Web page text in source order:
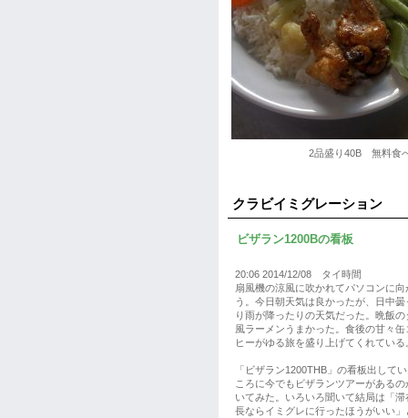
2品盛り40B 無料食
クラビイミグレーション
ビザラン1200Bの看板
20:06 2014/12/08 タイ時間
扇風機の涼風に吹かれてパソコンに向
う。今日朝天気は良かったが、日中曇
り雨が降ったりの天気だった。晩飯の
風ラーメンうまかった。食後の甘々缶
ヒーがゆる旅を盛り上げてくれている
「ビザラン1200THB」の看板出して
ころに今でもビザランツアーがあるの
いてみた。いろいろ聞いて結局は「滞
長ならイミグレに行ったほうがいい」